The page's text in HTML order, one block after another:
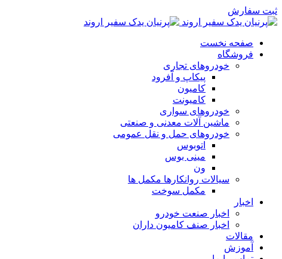
ثبت سفارش
صفحه نخست
فروشگاه
خودروهای تجاری
پیکاپ و آفرود
کامیون
کامیونت
خودروهای سواری
ماشین آلات معدنی و صنعتی
خودروهای حمل و نقل عمومی
اتوبوس
مینی بوس
ون
سیالات روانکارها مکمل ها
مکمل سوخت
اخبار
اخبار صنعت خودرو
اخبار صنف کامیون داران
مقالات
آموزش